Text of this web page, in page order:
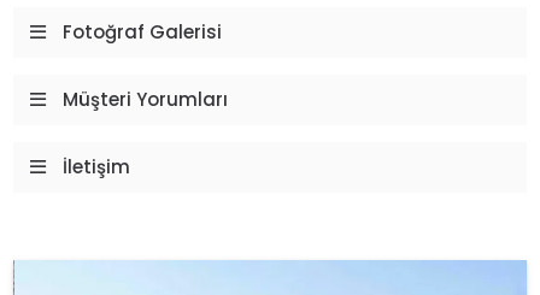
Fotoğraf Galerisi
Müşteri Yorumları
İletişim